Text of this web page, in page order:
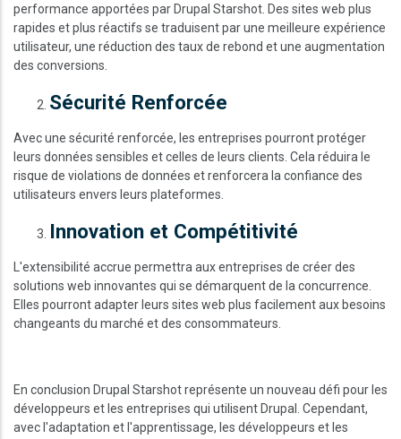
performance apportées par Drupal Starshot. Des sites web plus
rapides et plus réactifs se traduisent par une meilleure expérience
utilisateur, une réduction des taux de rebond et une augmentation
des conversions.
Sécurité Renforcée
Avec une sécurité renforcée, les entreprises pourront protéger
leurs données sensibles et celles de leurs clients. Cela réduira le
risque de violations de données et renforcera la confiance des
utilisateurs envers leurs plateformes.
Innovation et Compétitivité
L'extensibilité accrue permettra aux entreprises de créer des
solutions web innovantes qui se démarquent de la concurrence.
Elles pourront adapter leurs sites web plus facilement aux besoins
changeants du marché et des consommateurs.
En conclusion Drupal Starshot représente un nouveau défi pour les
développeurs et les entreprises qui utilisent Drupal. Cependant,
avec l'adaptation et l'apprentissage, les développeurs et les